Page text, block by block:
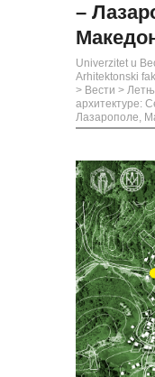
–
Univerzitet u
Arhitektonski
> Вести >
архитектуре:
Лазарополе,